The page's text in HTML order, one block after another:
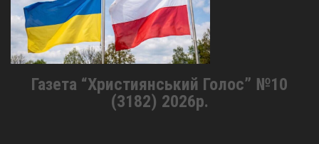
Газета “Християнський Голос” №10
(3182) 2026р.